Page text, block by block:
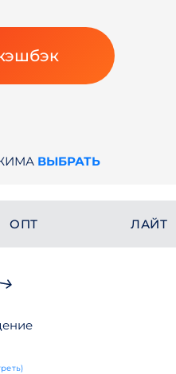
ВЫБРАТЬ
ОПТ ЛАЙТ